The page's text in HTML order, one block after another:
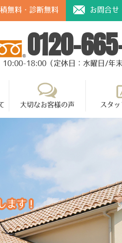
無料・診断無料 お問合せ
0120-
10:00-18:00（定休日：水曜日/年末
大切なお客様の声 スタ
ます！